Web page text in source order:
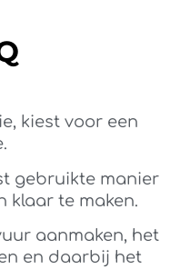
kiest voor een
gebruikte manier
klaar te maken.
aanmaken, het
en daarbij het